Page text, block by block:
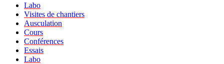
Labo
Visites de chantiers
Ausculation
Cours
Conférences
Essais
Labo